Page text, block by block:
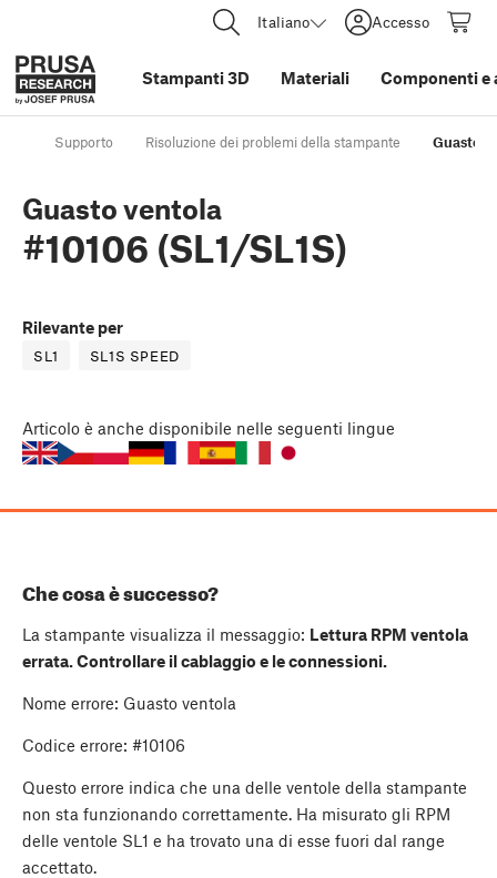
Italiano Accesso
Stampanti 3D Materiali Componenti e
Supporto Risoluzione dei problemi della stampante Guasto
Guasto ventola
#10106 (SL1/SL1S)
Rilevante per
SL1 SL1S SPEED
Articolo è anche disponibile nelle seguenti lingue
Che cosa è successo?
La stampante visualizza il messaggio: Lettura RPM ventola
errata. Controllare il cablaggio e le connessioni.
Nome errore: Guasto ventola
Codice errore: #10106
Questo errore indica che una delle ventole della stampante
non sta funzionando correttamente. Ha misurato gli RPM
delle ventole SL1 e ha trovato una di esse fuori dal range
accettato.